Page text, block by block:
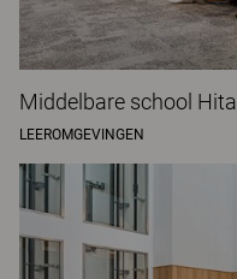
Middelbare school
LEEROMGEVINGEN